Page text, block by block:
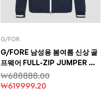
G/FOR
G/FORE 남성용 봄여름 신상 골
프웨어 FULL-ZIP JUMPER 재
킷 코트
₩688888.00
₩619999.20